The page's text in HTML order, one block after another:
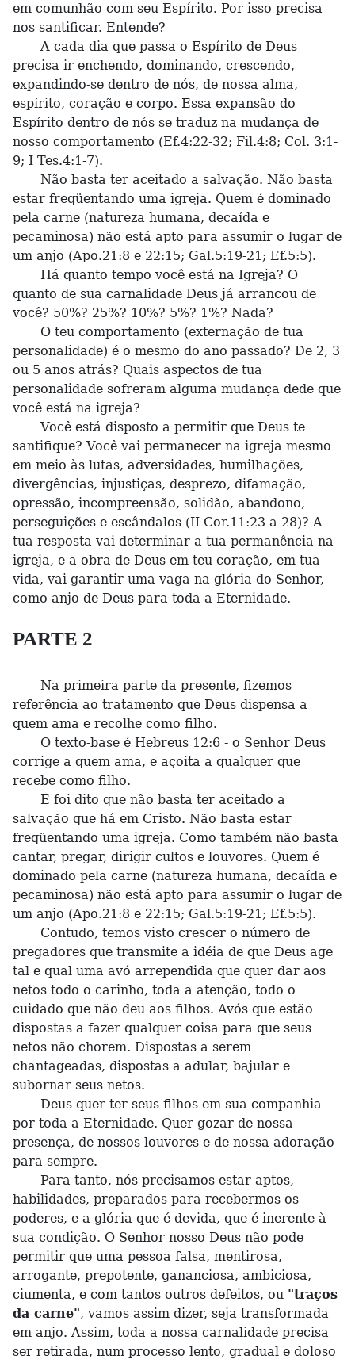
em comunhão com seu Espírito. Por isso precisa
nos santificar. Entende?
A cada dia que passa o Espírito de Deus
precisa ir enchendo, dominando, crescendo,
expandindo-se dentro de nós, de nossa alma,
espírito, coração e corpo. Essa expansão do
Espírito dentro de nós se traduz na mudança de
nosso comportamento (Ef.4:22-32; Fil.4:8; Col. 3:1-
9; I Tes.4:1-7).
Não basta ter aceitado a salvação. Não basta
estar freqüentando uma igreja. Quem é dominado
pela carne (natureza humana, decaída e
pecaminosa) não está apto para assumir o lugar de
um anjo (Apo.21:8 e 22:15; Gal.5:19-21; Ef.5:5).
Há quanto tempo você está na Igreja? O
quanto de sua carnalidade Deus já arrancou de
você? 50%? 25%? 10%? 5%? 1%? Nada?
O teu comportamento (externação de tua
personalidade) é o mesmo do ano passado? De 2, 3
ou 5 anos atrás? Quais aspectos de tua
personalidade sofreram alguma mudança dede que
você está na igreja?
Você está disposto a permitir que Deus te
santifique? Você vai permanecer na igreja mesmo
em meio às lutas, adversidades, humilhações,
divergências, injustiças, desprezo, difamação,
opressão, incompreensão, solidão, abandono,
perseguições e escândalos (II Cor.11:23 a 28)? A
tua resposta vai determinar a tua permanência na
igreja, e a obra de Deus em teu coração, em tua
vida, vai garantir uma vaga na glória do Senhor,
como anjo de Deus para toda a Eternidade.
PARTE 2
Na primeira parte da presente, fizemos
referência ao tratamento que Deus dispensa a
quem ama e recolhe como filho.
O texto-base é Hebreus 12:6 - o Senhor Deus
corrige a quem ama, e açoita a qualquer que
recebe como filho.
E foi dito que não basta ter aceitado a
salvação que há em Cristo. Não basta estar
freqüentando uma igreja. Como também não basta
cantar, pregar, dirigir cultos e louvores. Quem é
dominado pela carne (natureza humana, decaída e
pecaminosa) não está apto para assumir o lugar de
um anjo (Apo.21:8 e 22:15; Gal.5:19-21; Ef.5:5).
Contudo, temos visto crescer o número de
pregadores que transmite a idéia de que Deus age
tal e qual uma avó arrependida que quer dar aos
netos todo o carinho, toda a atenção, todo o
cuidado que não deu aos filhos. Avós que estão
dispostas a fazer qualquer coisa para que seus
netos não chorem. Dispostas a serem
chantageadas, dispostas a adular, bajular e
subornar seus netos.
Deus quer ter seus filhos em sua companhia
por toda a Eternidade. Quer gozar de nossa
presença, de nossos louvores e de nossa adoração
para sempre.
Para tanto, nós precisamos estar aptos,
habilidades, preparados para recebermos os
poderes, e a glória que é devida, que é inerente à
sua condição. O Senhor nosso Deus não pode
permitir que uma pessoa falsa, mentirosa,
arrogante, prepotente, gananciosa, ambiciosa,
ciumenta, e com tantos outros defeitos, ou "traços
da carne", vamos assim dizer, seja transformada
em anjo. Assim, toda a nossa carnalidade precisa
ser retirada, num processo lento, gradual e doloso